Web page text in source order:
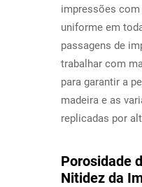
impressões
uniforme em
passagens de
trabalhar com
para garantir a
madeira e as
replicadas por
Porosidade
Nitidez da